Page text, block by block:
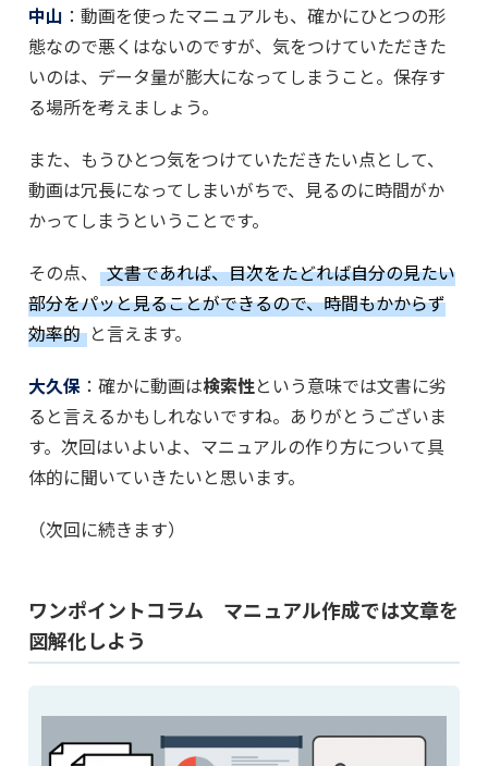
中山 ：動画を使ったマニュアルも、確かにひとつの形
態なので悪くはないのですが、気をつけていただきた
いのは、データ量が膨大になってしまうこと。保存す
る場所を考えましょう。
また、もうひとつ気をつけていただきたい点として、
動画は冗長になってしまいがちで、見るのに時間がか
かってしまうということです。
その点、
文書であれば、目次をたどれば自分の見たい
部分をパッと見ることができるので、時間もかからず
効率的 と言えます。
大久保 ：確かに動画は検索性という意味では文書に劣
ると言えるかもしれないですね。ありがとうございま
す。次回はいよいよ、マニュアルの作り方について具
体的に聞いていきたいと思います。
（次回に続きます）
ワンポイントコラム マニュアル作成では文章を
図解化しよう